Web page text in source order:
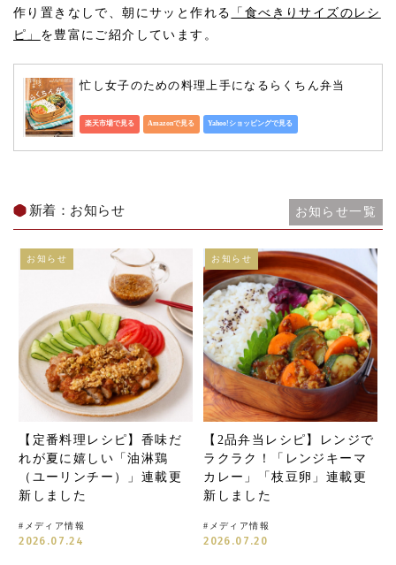
作り置きなしで、朝にサッと作れる
「食べきりサイズのレシ
ピ」 を豊富にご紹介しています。
忙し女子のための料理上手になるらくちん弁当
楽天市場で見る Amazonで見る Yahoo!ショッピングで見る
新着：お知らせ お知らせ一覧
【定番料理レシピ】香味だ
れが夏に嬉しい「油淋鶏
（ユーリンチー）」連載更
新しました
# メディア情報
2026.07.24
お知らせ
【2品弁当レシピ】レンジで
ラクラク！「レンジキーマ
カレー」「枝豆卵」連載更
新しました
# メディア情報
2026.07.20
お知らせ